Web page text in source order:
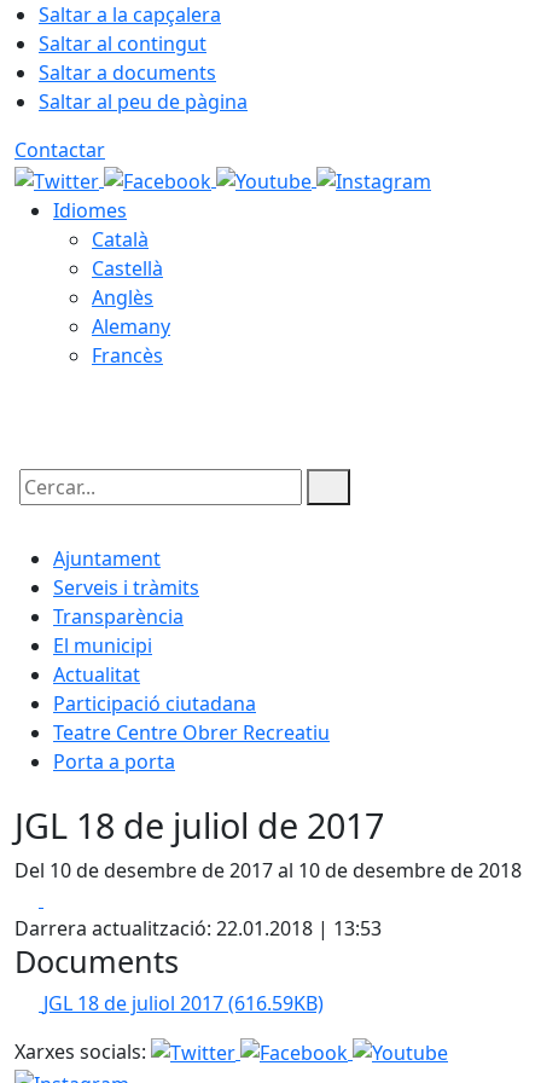
Saltar a la capçalera
Saltar al contingut
Saltar a documents
Saltar al peu de pàgina
Contactar
Idiomes
Català
Castellà
Anglès
Alemany
Francès
Cercar:
Ajuntament
Serveis i tràmits
Transparència
El municipi
Actualitat
Participació ciutadana
Teatre Centre Obrer Recreatiu
Porta a porta
JGL 18 de juliol de 2017
Del 10 de desembre de 2017 al 10 de desembre de 2018
Darrera actualització: 22.01.2018 | 13:53
Documents
JGL 18 de juliol 2017(616.59KB)
Xarxes socials: